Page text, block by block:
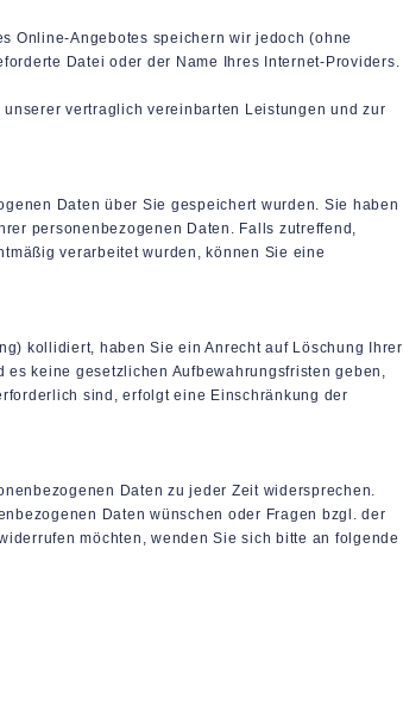
Online-Angebotes speichern wir jedoch (ohne
Datei oder der Name Ihres Internet-Providers.
vertraglich vereinbarten Leistungen und zur
Daten über Sie gespeichert wurden. Sie haben
personenbezogenen Daten. Falls zutreffend,
verarbeitet wurden, können Sie eine
kollidiert, haben Sie ein Anrecht auf Löschung Ihrer
keine gesetzlichen Aufbewahrungsfristen geben,
sind, erfolgt eine Einschränkung der
Daten zu jeder Zeit widersprechen.
Daten wünschen oder Fragen bzgl. der
möchten, wenden Sie sich bitte an folgende